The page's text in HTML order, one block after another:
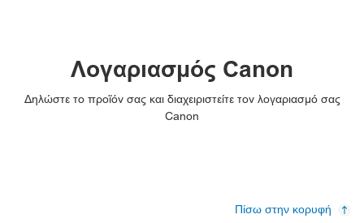
Λογαριασμός Canon
Δηλώστε το προϊόν σας και διαχειριστείτε τον λογαριασμό σας
Canon
Πίσω στην κορυφή